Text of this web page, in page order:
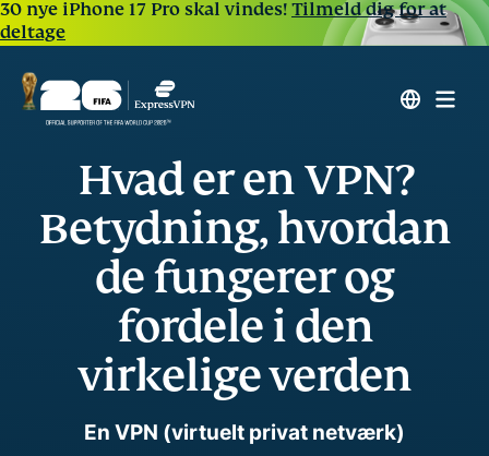
30 nye iPhone 17 Pro skal vindes!Tilmeld dig for at
deltage
Hvad er en VPN?
Betydning, hvordan
de fungerer og
fordele i den
virkelige verden
En VPN (virtuelt privat netværk)